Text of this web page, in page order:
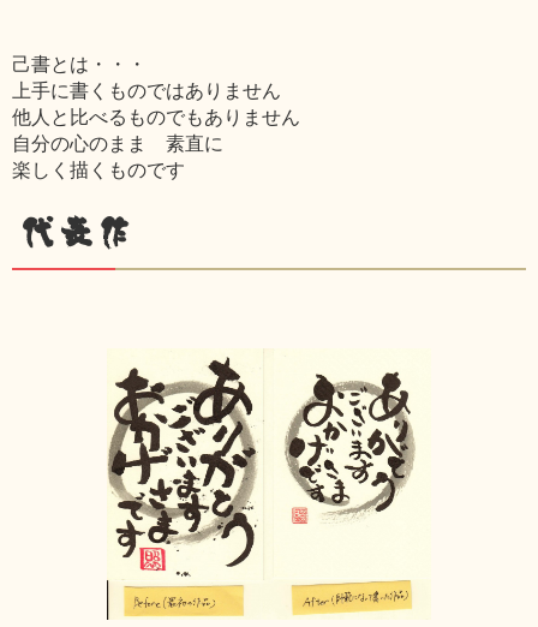
己書とは・・・
上手に書くものではありません
他人と比べるものでもありません
自分の心のまま 素直に
楽しく描くものです
代表作